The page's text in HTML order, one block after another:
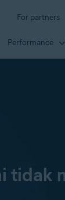
For partners
Performance
tidak